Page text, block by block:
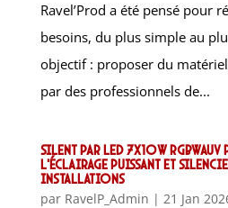
Ravel’Prod a été pensé pour
besoins, du plus simple au
objectif : proposer du
par des professionnels de...
Silent PAR LED 7x10W
l’éclairage puissant et
installations
par RavelP_Admin | 21 Jan